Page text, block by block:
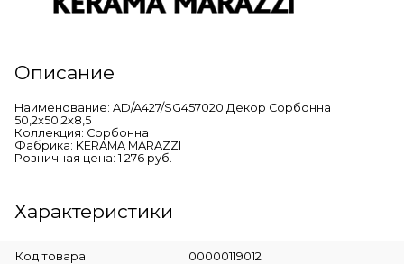
Описание
Наименование: AD/A427/SG457020 Декор Сорбонна
50,2x50,2x8,5
Коллекция: Сорбонна
Фабрика: KERAMA MARAZZI
Розничная цена: 1 276 руб.
Характеристики
Код товара 00000119012